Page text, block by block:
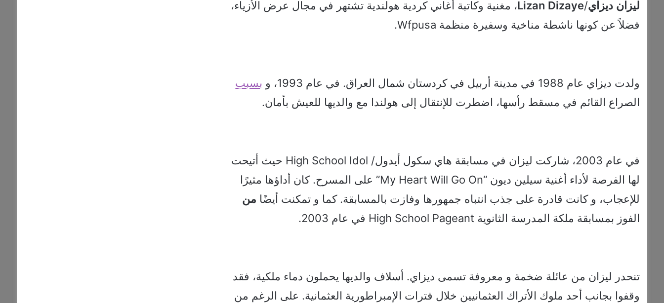
ليزان ديزاي/
Lizan Dizaye
، مغنية وكاتبة أغاني كردية هولندية تشتهر في مجال عرض الأزياء،
فضلاً عن كونها ناشطة مناخية وسفيرة منظمة Wfpusa.
ولدت ديزاي عام 1988 في مدينة أربيل في كردستان شمال العراق. في عام 1993، و
بسبب
الصراع القائم في مسقط رأسها، اضطرت للإنتقال إلى هولندا مع والديها للعيش بأمان.
في عام 2003، شاركت ليزان في مسابقة هاي سكول أيدول/ High School Idol حيث أتيحت
لها الفرصة لأداء أغنية سيلين ديون “My Heart Will Go On” على المسرح. كان أداؤها مثيرًا
للإعجاب، و كانت قادرة على جذب انتباه جمهورها وفازت بالمسابقة. كما و تمكنت أيضًا من
الفوز بمسابقة ملكة المدرسة الثانوية High School Pageant في عام 2003.
تنحدر ليزان من عائلة ضخمة و معروفة تسمى ديزاي. أسلاف والديها يحملون دماء ملكية، فقد
وقفوا بجانب أحد ملوك الأتراك العثمانيين خلال فترات الإمبراطورية العثمانية. على الرغم من